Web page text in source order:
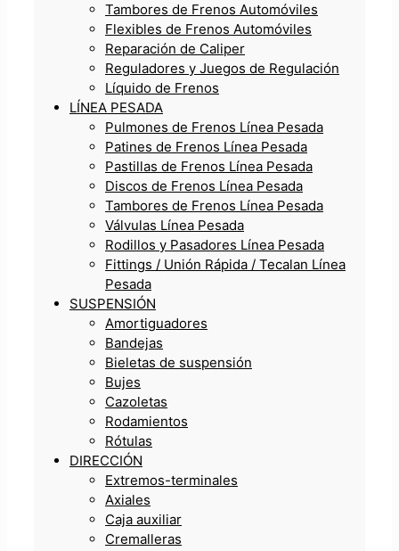
Tambores de Frenos Automóviles
Flexibles de Frenos Automóviles
Reparación de Caliper
Reguladores y Juegos de Regulación
Líquido de Frenos
LÍNEA PESADA
Pulmones de Frenos Línea Pesada
Patines de Frenos Línea Pesada
Pastillas de Frenos Línea Pesada
Discos de Frenos Línea Pesada
Tambores de Frenos Línea Pesada
Válvulas Línea Pesada
Rodillos y Pasadores Línea Pesada
Fittings / Unión Rápida / Tecalan Línea
Pesada
SUSPENSIÓN
Amortiguadores
Bandejas
Bieletas de suspensión
Bujes
Cazoletas
Rodamientos
Rótulas
DIRECCIÓN
Extremos-terminales
Axiales
Caja auxiliar
Cremalleras